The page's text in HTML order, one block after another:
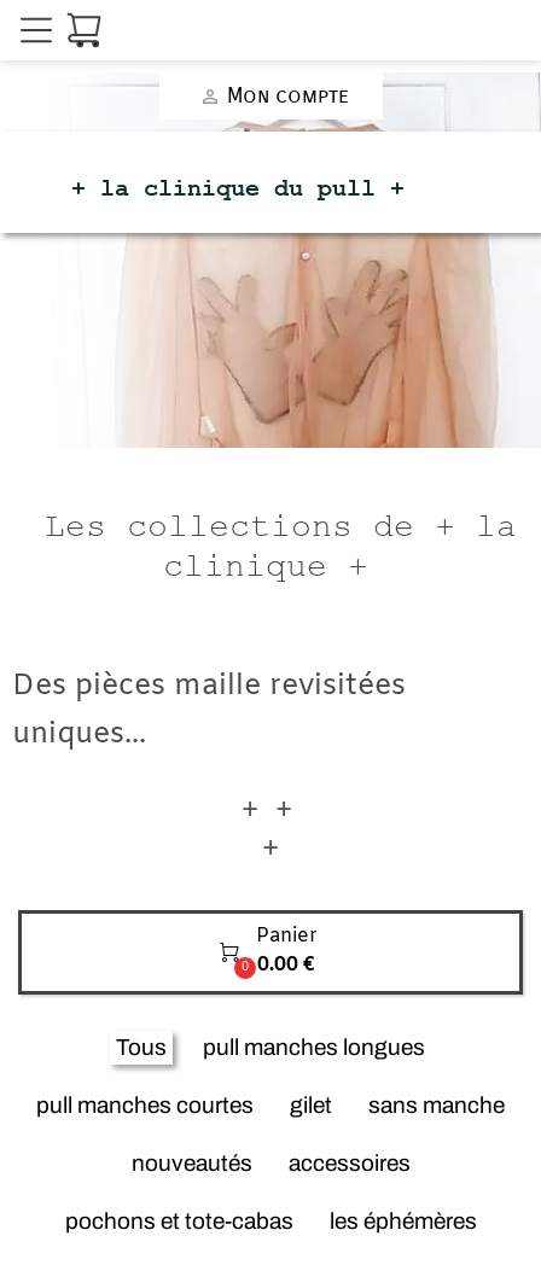
person_outline Mon compte
+ la clinique dupull +
Les collections de + la
clinique +
Des pièces maille revisitées
uniques...
+ +
+

0
Panier
0.00 €
Tous pull manches longues
pull manches courtes gilet sans manche
nouveautés accessoires
pochons et tote-cabas les éphémères